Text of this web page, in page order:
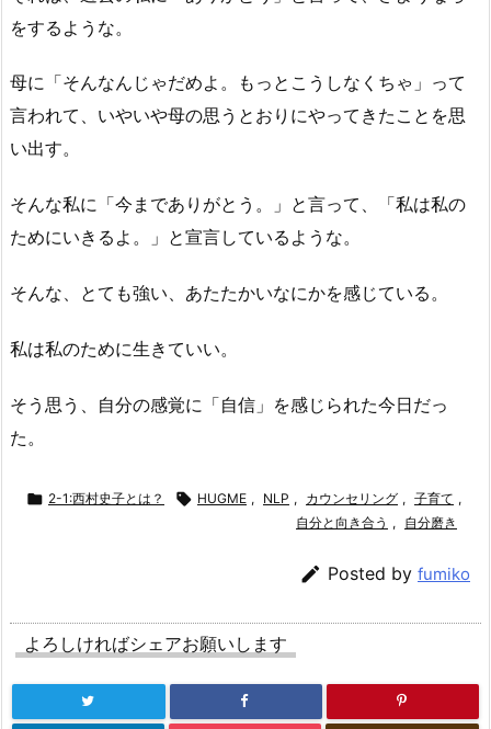
をするような。
母に「そんなんじゃだめよ。もっとこうしなくちゃ」って
言われて、いやいや母の思うとおりにやってきたことを思
い出す。
そんな私に「今までありがとう。」と言って、「私は私の
ためにいきるよ。」と宣言しているような。
そんな、とても強い、あたたかいなにかを感じている。
私は私のために生きていい。
そう思う、自分の感覚に「自信」を感じられた今日だっ
た。
 2-1:西村史子とは？  HUGME , NLP , カウンセリング , 子育て ,
自分と向き合う , 自分磨き
 Posted by fumiko
よろしければシェアお願いします